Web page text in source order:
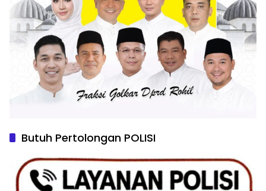
Butuh Pertolongan POLISI